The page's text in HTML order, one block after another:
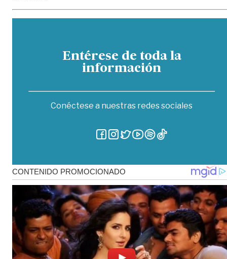
Entérese de toda la
información
Conéctese a nuestras redes sociales